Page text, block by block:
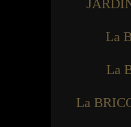
La
La
La